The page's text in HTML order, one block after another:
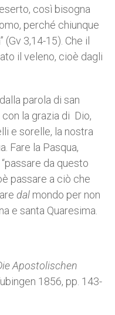
così bisogna
perché chiunque
3,14-15). Che il
il veleno, cioè dagli
parola di san
la grazia di Dio,
e sorelle, la nostra
Fare la Pasqua,
da questo
passare a ciò che
dal mondo per non
e santa Quaresima.
Apostolischen
1856, pp. 143-